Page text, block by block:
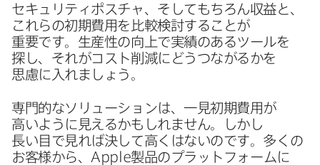
セキュリティポスチャ、​そして​もちろん収益と、​
これらの​初期費用を​比較検討する​ことが​
重要です。​生産性の​向上で​実績の​ある​ツールを​
探し、​それが​コスト削減に​どうつながるかを​
思慮に​入れましょう。
専門的な​ソリューションは、​一見初期費用が​
高いように​見えるかもしれません。​しかし​
長い目で​見れば​決して​高くは​ないのです。​多くの​
お客様から、 Apple製品の​プラットフォームに​